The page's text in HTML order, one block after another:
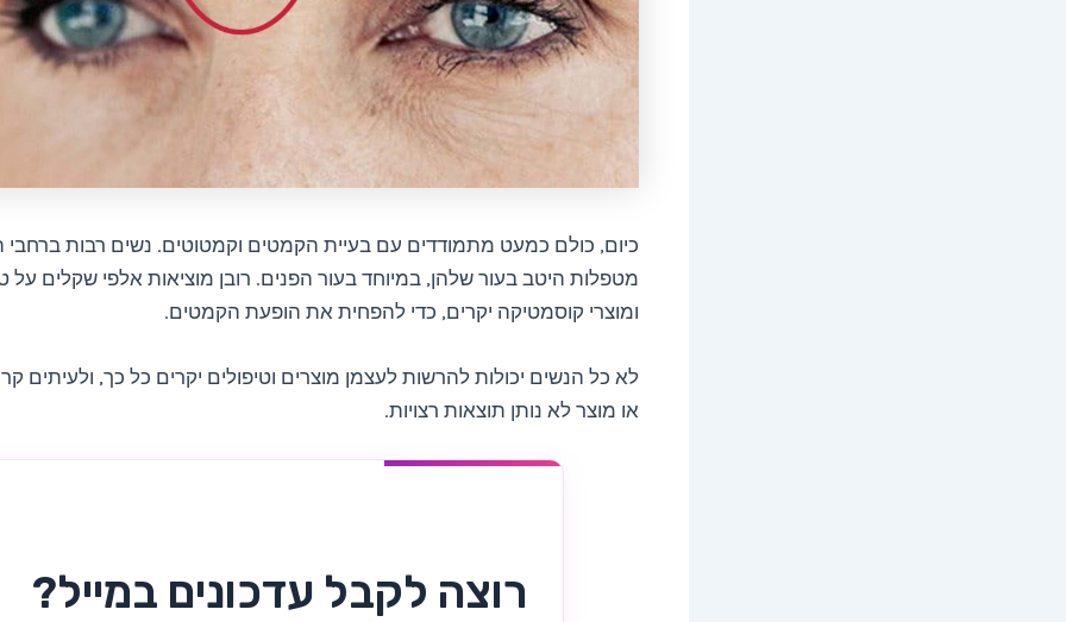
כיום, כולם כמעט מתמודדים עם בעיית הקמטים וקמטוטים. נשים רבות ברחבי
מטפלות היטב בעור שלהן, במיוחד בעור הפנים. רובן מוציאות אלפי שקלים על
ומוצרי קוסמטיקה יקרים, כדי להפחית את הופעת הקמטים.
לא כל הנשים יכולות להרשות לעצמן מוצרים וטיפולים יקרים כל כך, ולעיתים
או מוצר לא נותן תוצאות רצויות.
רוצה לקבל עדכונים במייל?